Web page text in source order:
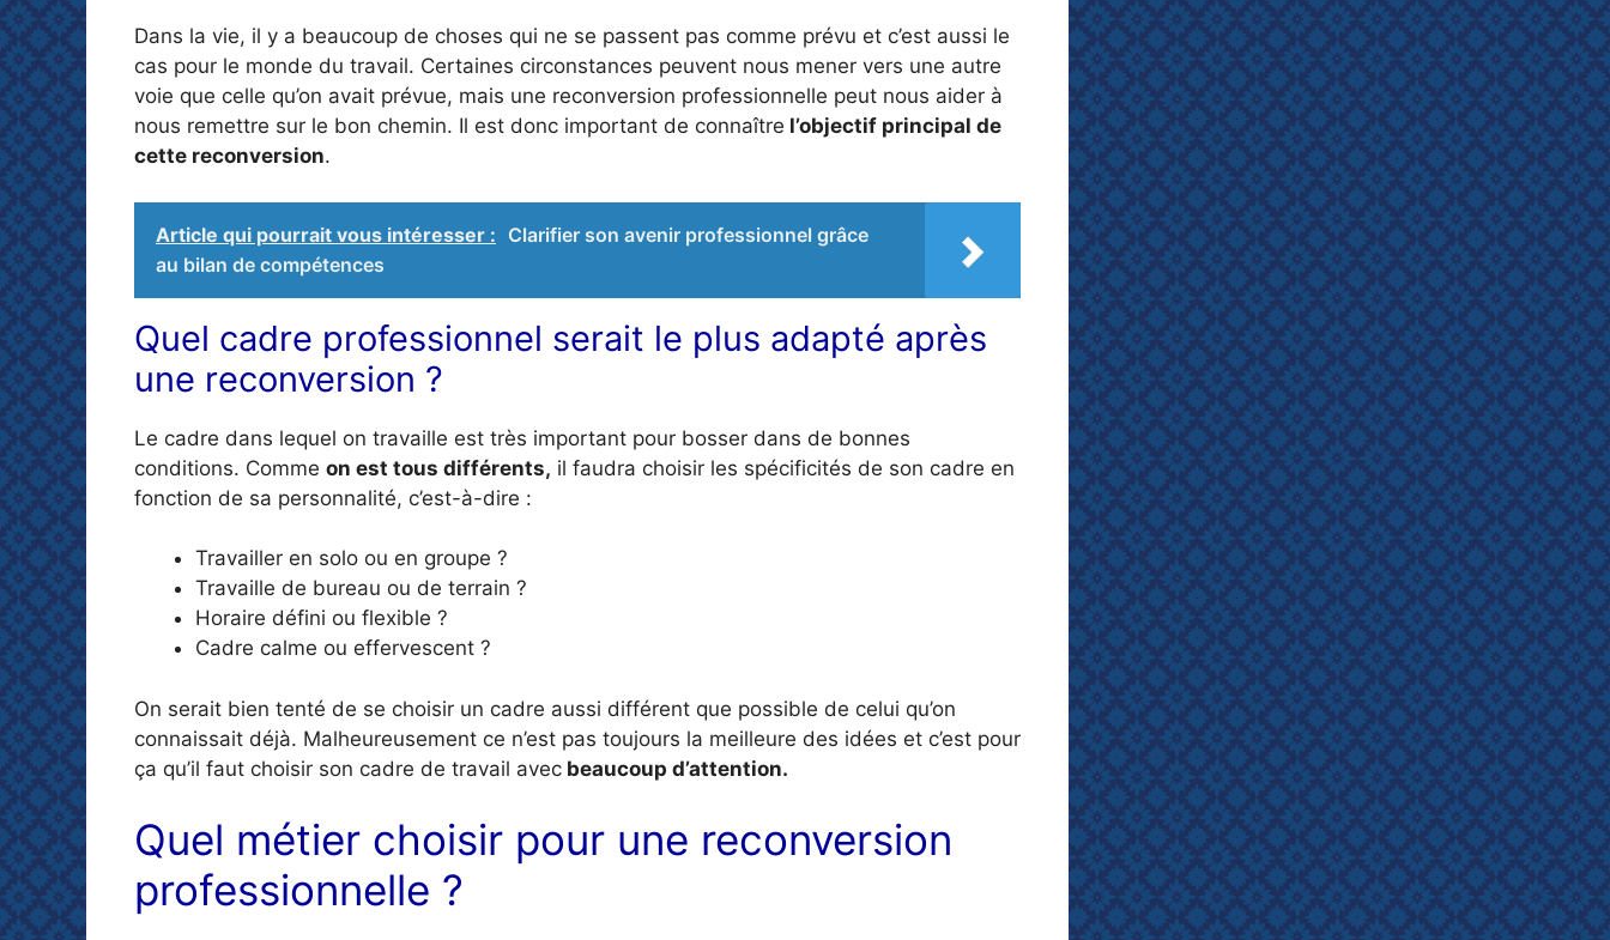
Dans la vie, il y a beaucoup de choses qui ne se passent pas comme prévu et c’est aussi le
cas pour le monde du travail. Certaines circonstances peuvent nous mener vers une autre
voie que celle qu’on avait prévue, mais une reconversion professionnelle peut nous aider à
nous remettre sur le bon chemin. Il est donc important de connaître l’objectif principal de
cette reconversion.
Article qui pourrait vous intéresser : Clarifier son avenir professionnel grâce
au bilan de compétences
Quel cadre professionnel serait le plus adapté après
une reconversion ?
Le cadre dans lequel on travaille est très important pour bosser dans de bonnes
conditions. Comme on est tous différents, il faudra choisir les spécificités de son cadre en
fonction de sa personnalité, c’est-à-dire :
Travailler en solo ou en groupe ?
Travaille de bureau ou de terrain ?
Horaire défini ou flexible ?
Cadre calme ou effervescent ?
On serait bien tenté de se choisir un cadre aussi différent que possible de celui qu’on
connaissait déjà. Malheureusement ce n’est pas toujours la meilleure des idées et c’est pour
ça qu’il faut choisir son cadre de travail avec beaucoup d’attention.
Quel métier choisir pour une reconversion
professionnelle ?